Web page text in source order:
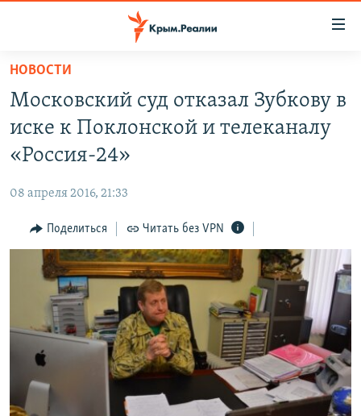
Вернуться
основному
содержанию
Вернутся
главной
навигации
Вернутся
поиску
ГРУЗ 200
11 ЛЕТ ОККУПАЦИИ КРЫМА. 11 ИСТОРИЙ СОПРОТИВЛЕНИЯ
ВОДА
ЕЩЕ
ИНТЕРАКТИВ
ИНФОГРАФИКА
ТЕЛЕПРОЕКТ КРЫМ.РЕАЛИИ
СОВЕТЫ ПРАВОЗАЩИТНИКОВ
ПРОПАВШИЕ БЕЗ ВЕСТИ
ПОБЕДИТЕЛЕЙ НЕ СУДЯТ?
КРЫМ.НЕПОКОРЕННЫЙ
РАДІО СВОБОДА
КАК ОБОЙТИ БЛОКИРОВКУ
Українською
Qırımtatar
ПРИСОЕДИНЯЙТЕСЬ!
НОВОСТИ
Московский суд отказал Зубкову в
иске к Поклонской и телеканалу
«Россия-24»
08 апреля 2016, 21:33
Поделиться Читать без VPN